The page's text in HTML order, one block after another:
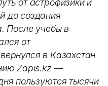
от астрофизики и
до создания
После учебы в
от
в Казахстан
Zapis.kz —
пользуются тысячи